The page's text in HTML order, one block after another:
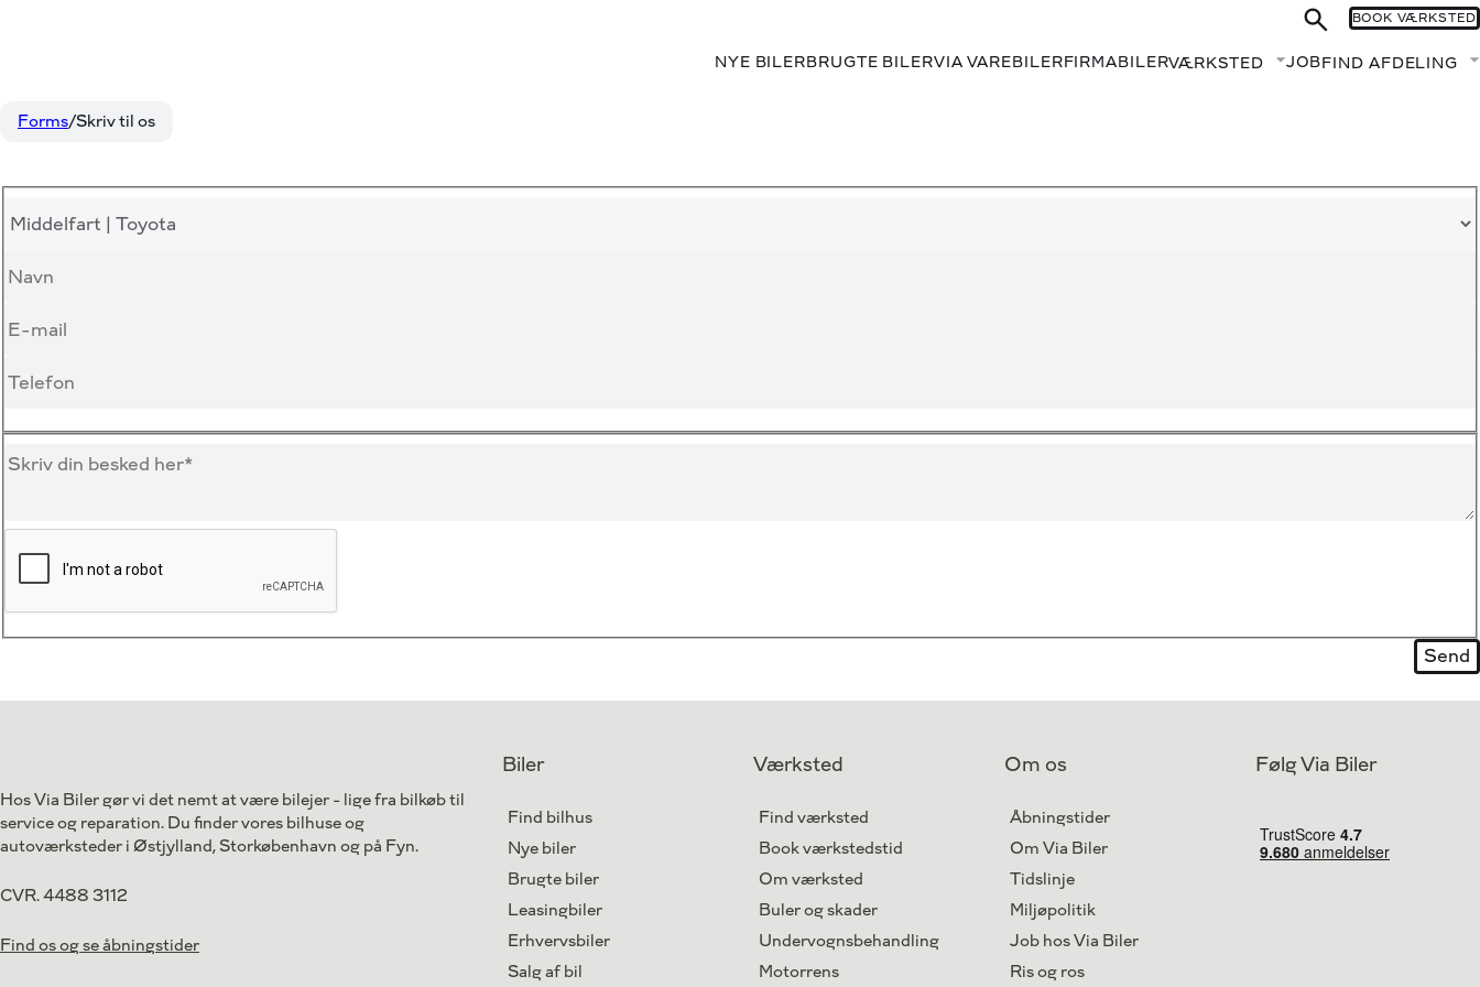
NYE BILER BRUGTE BILERVIA VAREBILER FIRMABILERVÆRKSTED Fold undermenu ud
JOB FIND AFDELING
BOOK VÆRKSTED
Forms Skriv til os
Hos Via Biler gør vi det nemt at være bilejer - lige fra bilkøb til
service og reparation. Du finder vores bilhuse og
autoværksteder i Østjylland, Storkøbenhavn og på Fyn.
CVR. 4488 3112
Find os og se åbningstider
Biler
Find bilhus
Nye biler
Brugte biler
Leasingbiler
Erhvervsbiler
Salg af bil
Værksted
Find værksted
Book værkstedstid
Om værksted
Buler og skader
Undervognsbehandling
Motorrens
Om os
Åbningstider
Om Via Biler
Tidslinje
Miljøpolitik
Job hos Via Biler
Ris og ros
Følg Via Biler